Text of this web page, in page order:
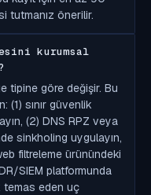
tutmanız önerilir.
kurumsal
tipine göre değişir. Bu
(1) sınır güvenlik
(2) DNS RPZ veya
sinkholing uygulayın,
filtreleme ürünündeki
SIEM platformunda
temas eden uç